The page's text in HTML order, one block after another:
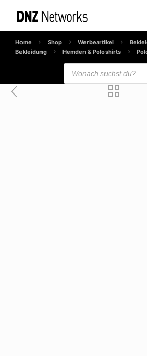
Home Shop Werbeartikel
Bekleidung
Hemden & Poloshirts
Products
search